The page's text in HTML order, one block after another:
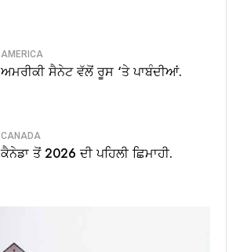
AMERICA
ਅਮਰੀਕੀ ਸੈਨੇਟ ਵੱਲੋਂ ਰੂਸ ‘ਤੇ ਪਾਬੰਦੀਆਂ.
CANADA
ਕੈਨੇਡਾ ਤੋਂ 2026 ਦੀ ਪਹਿਲੀ ਛਿਮਾਹੀ.